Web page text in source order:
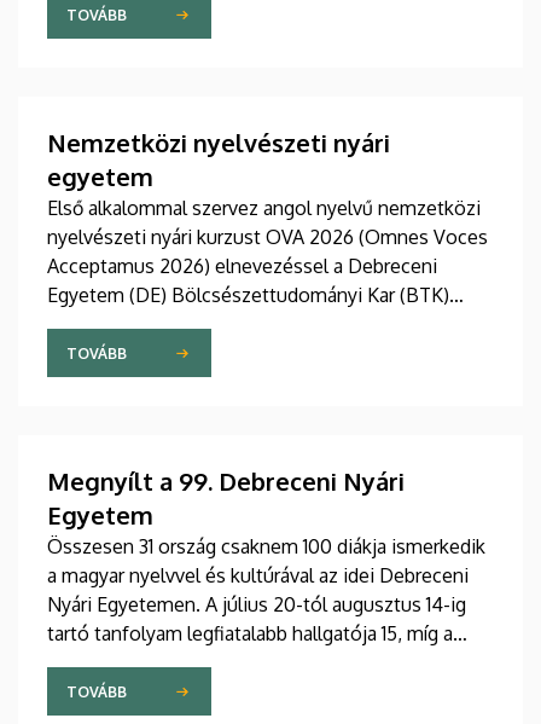
hagyományainak, a bölcsészképzés klasszikus
normáinak megőrzésének, egyben reagálva a
terén.
TOVÁBB
Nemzetközi nyelvészeti nyári
egyetem
Első alkalommal szervez angol nyelvű nemzetközi
nyelvészeti nyári kurzust OVA 2026 (Omnes Voces
Acceptamus 2026) elnevezéssel a Debreceni
Egyetem (DE) Bölcsészettudományi Kar (BTK)
Angol-Amerikai Intézet Angol Nyelvészeti
Tanszéke. A 2026. július 27 - augusztus 7. közötti
eseményre csaknem tíz ország mintegy száz
bővítse nyelvészeti ismereteit.
TOVÁBB
Megnyílt a 99. Debreceni Nyári
Egyetem
Összesen 31 ország csaknem 100 diákja ismerkedik
a magyar nyelvvel és kultúrával az idei Debreceni
Nyári Egyetemen. A július 20-tól augusztus 14-ig
tartó tanfolyam legfiatalabb hallgatója 15, míg a
legidősebb 80 éves. Az Egyetemi Templomban
tartott hétfői ünnepélyes megnyitón átadták az
TOVÁBB